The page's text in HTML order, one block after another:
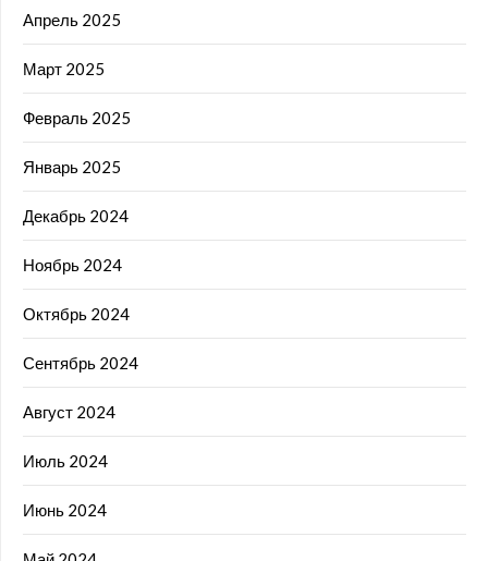
Апрель 2025
Март 2025
Февраль 2025
Январь 2025
Декабрь 2024
Ноябрь 2024
Октябрь 2024
Сентябрь 2024
Август 2024
Июль 2024
Июнь 2024